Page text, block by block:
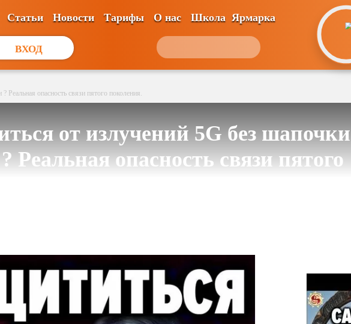
ВХОД
Статьи Новости Тарифы О нас Школа Ярмарка
Реальная опасность связи пятого поколения.
от излучений 5G без шапочки
Реальная опасность связи пятого